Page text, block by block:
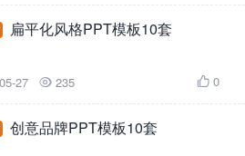
扁平化风格PPT模板10套
27  235  0
创意品牌PPT模板10套